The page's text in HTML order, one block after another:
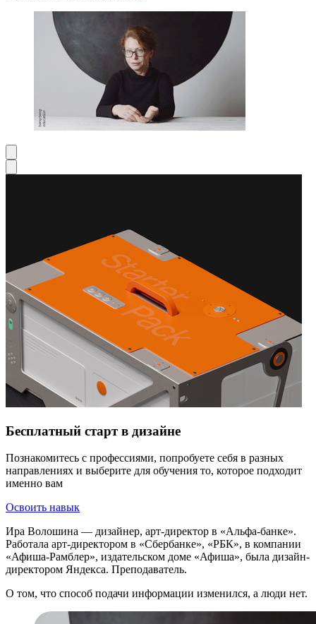
Бесплатный старт в дизайне
Познакомитесь с профессиями, попробуете себя в разных
направлениях и выберите для обучения то, которое подходит
именно вам
Освоить навык
Ира Волошина — дизайнер, арт-директор в «Альфа-банке».
Работала арт-директором в «Сбербанке», «РБК», в компании
«Афиша-Рамблер», издательском доме «Афиша», была дизайн-
директором Яндекса. Преподаватель.
О том, что способ подачи информации изменился, а люди нет.